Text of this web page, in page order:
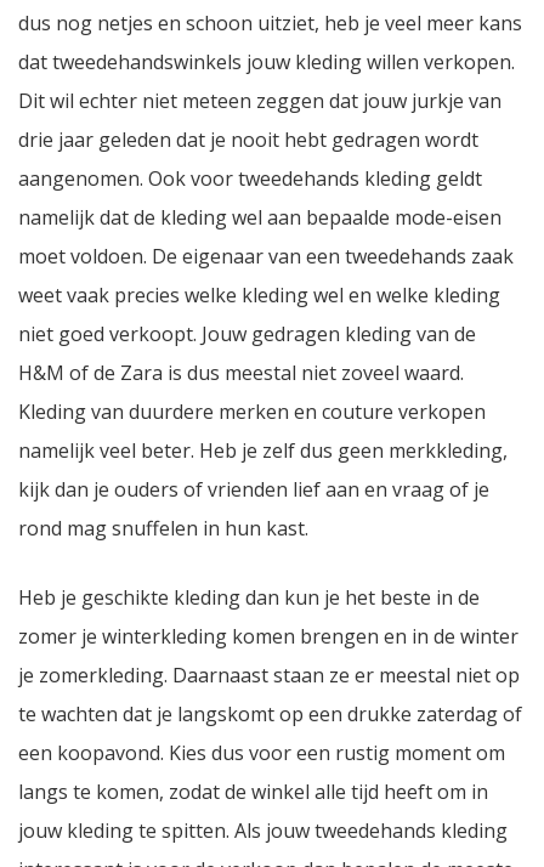
dus nog netjes en schoon uitziet, heb je veel meer kans
dat tweedehandswinkels jouw kleding willen verkopen.
Dit wil echter niet meteen zeggen dat jouw jurkje van
drie jaar geleden dat je nooit hebt gedragen wordt
aangenomen. Ook voor tweedehands kleding geldt
namelijk dat de kleding wel aan bepaalde mode-eisen
moet voldoen. De eigenaar van een tweedehands zaak
weet vaak precies welke kleding wel en welke kleding
niet goed verkoopt. Jouw gedragen kleding van de
H&M of de Zara is dus meestal niet zoveel waard.
Kleding van duurdere merken en couture verkopen
namelijk veel beter. Heb je zelf dus geen merkkleding,
kijk dan je ouders of vrienden lief aan en vraag of je
rond mag snuffelen in hun kast.
Heb je geschikte kleding dan kun je het beste in de
zomer je winterkleding komen brengen en in de winter
je zomerkleding. Daarnaast staan ze er meestal niet op
te wachten dat je langskomt op een drukke zaterdag of
een koopavond. Kies dus voor een rustig moment om
langs te komen, zodat de winkel alle tijd heeft om in
jouw kleding te spitten. Als jouw tweedehands kleding